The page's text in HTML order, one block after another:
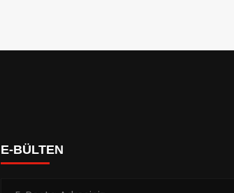
E-BÜLTEN